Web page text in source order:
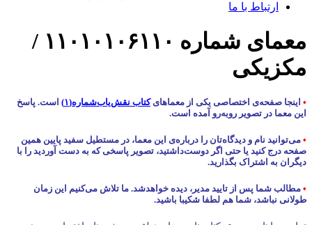
ارتباط با ما
معمای شماره ۱۱۰۱۰۱۰۶۱۱۰ /
مکزیکی
• اینجا صفحه‌ی اختصاصی یکی از معماهایکتاب نقش‌یاب‌شماره(۱)
است. پاسخ
این معما در تصویر روبه‌رو آمده است.
• می‌توانید نام و دیدگاه‌تان را درباره‌ی این معما، در مستطیل سفید پایین همین
صفحه درج کنید یا حتی اگر دوست‌داشتید، تصویر پاسخی که به دست آوردید را با
دیگران به اشتراک بگذارید.
• مطالب شما پس از تایید مدیر، دیده خواهدشد. ما تلاش می‌کنیم این زمان
طولانی نباشد، شما هم لطفا شکیبا باشید.